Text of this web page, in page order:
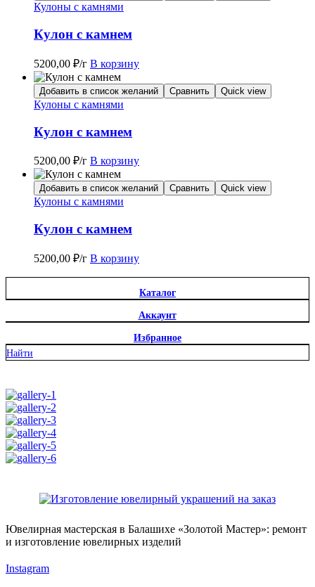
Кулоны с камнями
Кулон с камнем
5200,00 ₽/г В корзину
Добавить в список желаний Сравнить Quick view
Кулоны с камнями
Кулон с камнем
5200,00 ₽/г В корзину
Добавить в список желаний Сравнить Quick view
Кулоны с камнями
Кулон с камнем
5200,00 ₽/г В корзину
Каталог
Аккаунт
Избранное
Найти
Ювелирная мастерская в Балашихе «Золотой Мастер»: ремонт
и изготовление ювелирных изделий
Instagram